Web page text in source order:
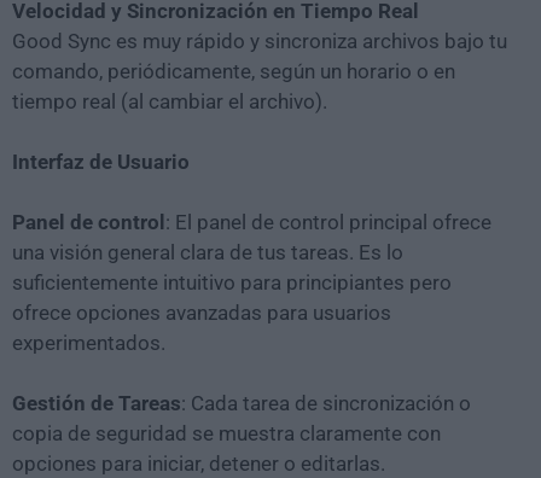
Velocidad y Sincronización en Tiempo Real
Good Sync es muy rápido y sincroniza archivos bajo tu
comando, periódicamente, según un horario o en
tiempo real (al cambiar el archivo).
Interfaz de Usuario
Panel de control : El panel de control principal ofrece
una visión general clara de tus tareas. Es lo
suficientemente intuitivo para principiantes pero
ofrece opciones avanzadas para usuarios
experimentados.
Gestión de Tareas: Cada tarea de sincronización o
copia de seguridad se muestra claramente con
opciones para iniciar, detener o editarlas.